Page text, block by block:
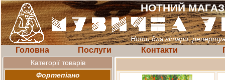
НОТНИЙ
Ноти для гітари,
Головна Послуги Контакти
Категорії товарів
Фортепіано